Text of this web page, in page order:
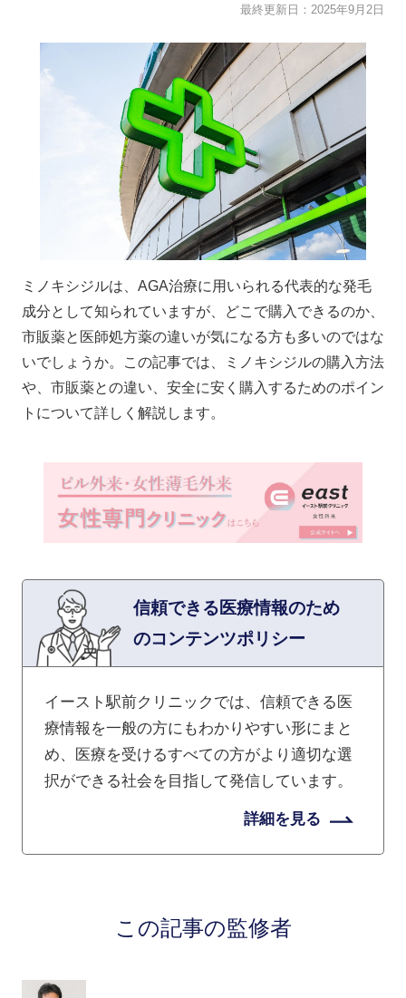
最終更新日：2025年9月2日
ミノキシジルは、AGA治療に用いられる代表的な発毛
成分として知られていますが、どこで購入できるのか、
市販薬と医師処方薬の違いが気になる方も多いのではな
いでしょうか。この記事では、ミノキシジルの購入方法
や、市販薬との違い、安全に安く購入するためのポイン
トについて詳しく解説します。
信頼できる医療情報のため
のコンテンツポリシー
イースト駅前クリニックでは、信頼できる医
療情報を一般の方にもわかりやすい形にまと
め、医療を受けるすべての方がより適切な選
択ができる社会を目指して発信しています。
詳細を見る
この記事の監修者